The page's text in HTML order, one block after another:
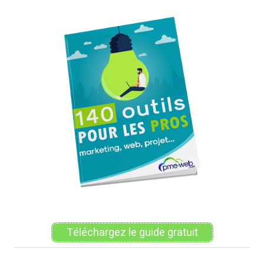
Téléchargez le guide gratuit